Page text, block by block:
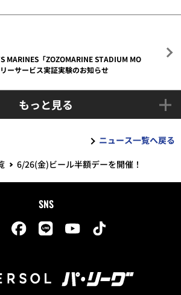
MARINES「ZOZOMARINE STADIUM MO
ーサービス実証実験のお知らせ
もっと見る
ニュース一覧へ戻る
6/26(金)ビール半額デーを開催！
SNS